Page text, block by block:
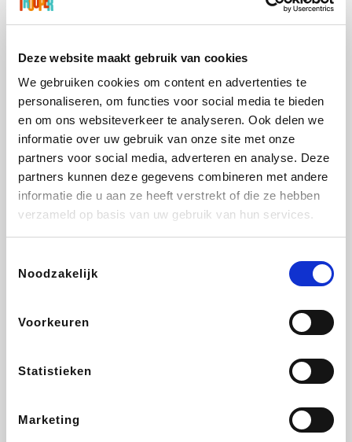
Deze website maakt gebruik van cookies
We gebruiken cookies om content en advertenties te
personaliseren, om functies voor social media te bieden
en om ons websiteverkeer te analyseren. Ook delen we
informatie over uw gebruik van onze site met onze
partners voor social media, adverteren en analyse. Deze
partners kunnen deze gegevens combineren met andere
informatie die u aan ze heeft verstrekt of die ze hebben
verzameld op basis van uw gebruik van hun services.
Noodzakelijk
Voorkeuren
Statistieken
Marketing
Prijsvrij De Online Drogist
Vidaxl Lampenlicht.be Adidas Hotels.com
DectDirect
Brussels Airlines
EuroGifts Get Your Guide